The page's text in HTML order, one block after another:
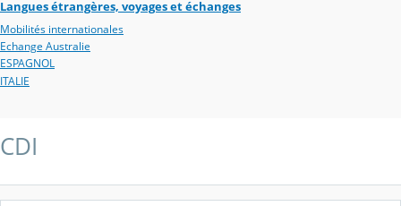
Langues étrangères, voyages et échanges
Mobilités internationales
Echange Australie
ESPAGNOL
ITALIE
CDI